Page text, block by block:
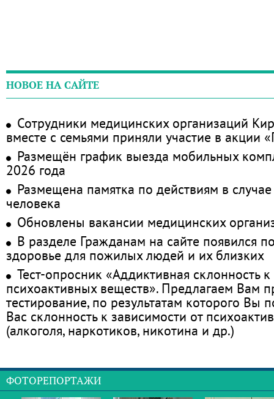
НОВОЕ НА САЙТЕ
Сотрудники медицинских организаций
вместе с семьями приняли участие в акции
Размещён график выезда мобильных
2026 года
Размещена памятка по действиям в
человека
Обновлены вакансии медицинских
В разделе Гражданам на сайте появился
здоровье для пожилых людей и их близких
Тест-опросник «Аддиктивная склонность
психоактивных веществ». Предлагаем Вам
тестирование, по результатам которого Вы
Вас склонность к зависимости от
(алкоголя, наркотиков, никотина и др.)
ФОТОРЕПОРТАЖИ